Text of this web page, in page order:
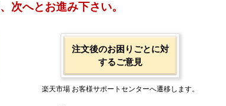
次へとお進み下さい。
注文後のお困りごとに対
するご意見
楽天市場 お客様サポートセンターへ遷移します。